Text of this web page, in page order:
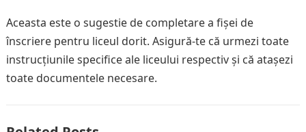
Aceasta este o sugestie de completare a fișei de
înscriere pentru liceul dorit. Asigură-te că urmezi toate
instrucțiunile specifice ale liceului respectiv și că atașezi
toate documentele necesare.